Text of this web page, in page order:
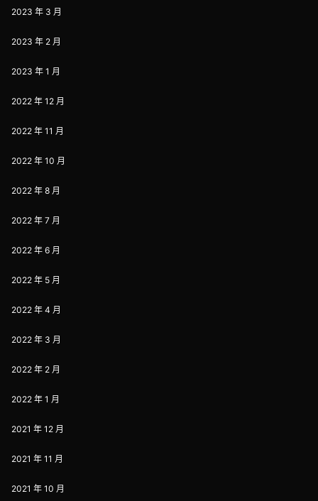
2023 年 3 月
2023 年 2 月
2023 年 1 月
2022 年 12 月
2022 年 11 月
2022 年 10 月
2022 年 8 月
2022 年 7 月
2022 年 6 月
2022 年 5 月
2022 年 4 月
2022 年 3 月
2022 年 2 月
2022 年 1 月
2021 年 12 月
2021 年 11 月
2021 年 10 月